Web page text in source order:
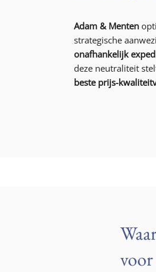
Adam & Menten
strategische
onafhankelijk
deze neutraliteit
beste prijs-